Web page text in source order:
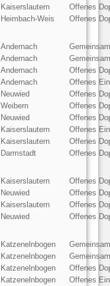
Kaiserslautern
Offenes
Heimbach-Weis Offenes
Andernach
Andernach
Andernach
Offenes
Andernach
Offenes
Neuwied
Offenes
Weibern
Offenes
Neuwied
Offenes
Kaiserslautern
Offenes
Kaiserslautern
Offenes
Darmstadt Offenes
Kaiserslautern
Offenes
Neuwied
Offenes
Kaiserslautern
Offenes
Neuwied Offenes
Katzenelnbogen
Katzenelnbogen
Katzenelnbogen
Offenes
Katzenelnbogen
Offenes